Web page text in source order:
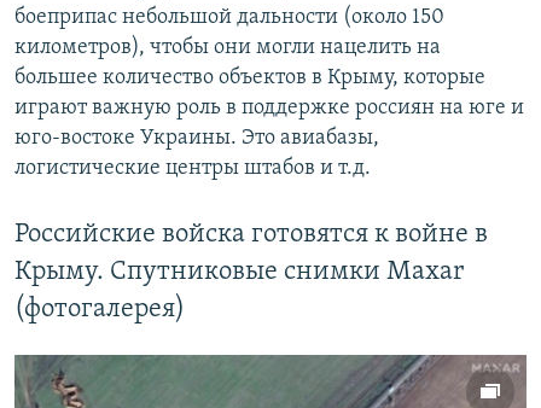
боеприпас небольшой дальности (около 150
километров), чтобы они могли нацелить на
большее количество объектов в Крыму, которые
играют важную роль в поддержке россиян на юге и
юго-востоке Украины. Это авиабазы,
логистические центры штабов и т.д.
Российские войска готовятся к войне в
Крыму. Спутниковые снимки Maxar
(фотогалерея)